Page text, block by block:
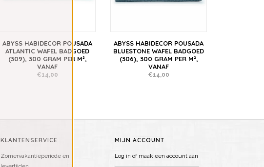
ABYSS HABIDECOR POUSADA
ATLANTIC WAFEL BADGOED
(309), 300 GRAM PER M²,
VANAF
€14,00
ABYSS HABIDECOR POUSADA
BLUESTONE WAFEL BADGOED
(306), 300 GRAM PER M²,
VANAF
€14,00
KLANTENSERVICE
Zomervakantieperiode en
MIJN ACCOUNT
Log in of maak een account aan